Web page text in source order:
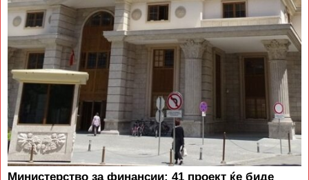
Министерство за финансии: 41 проект ќе биде